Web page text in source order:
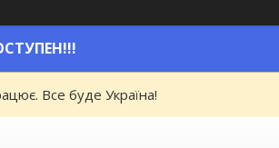
Все буде Україна!